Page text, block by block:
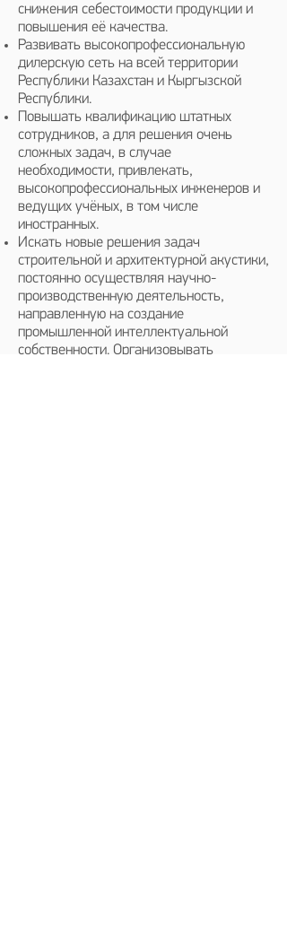
снижения себестоимости продукции и
повышения её качества.
Развивать высокопрофессиональную
дилерскую сеть на всей территории
Республики Казахстан и Кыргызской
Республики.
Повышать квалификацию штатных
сотрудников, а для решения очень
сложных задач, в случае
необходимости, привлекать,
высокопрофессиональных инженеров и
ведущих учёных, в том числе
иностранных.
Искать новые решения задач
строительной и архитектурной акустики,
постоянно осуществляя научно-
производственную деятельность,
направленную на создание
промышленной интеллектуальной
собственности. Организовывать